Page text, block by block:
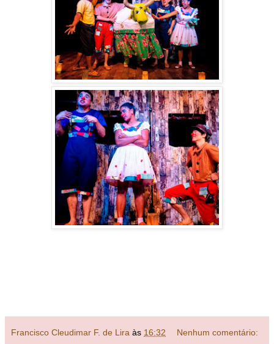
Francisco Cleudimar F. de Lira às 16:32 Nenhum comentário: